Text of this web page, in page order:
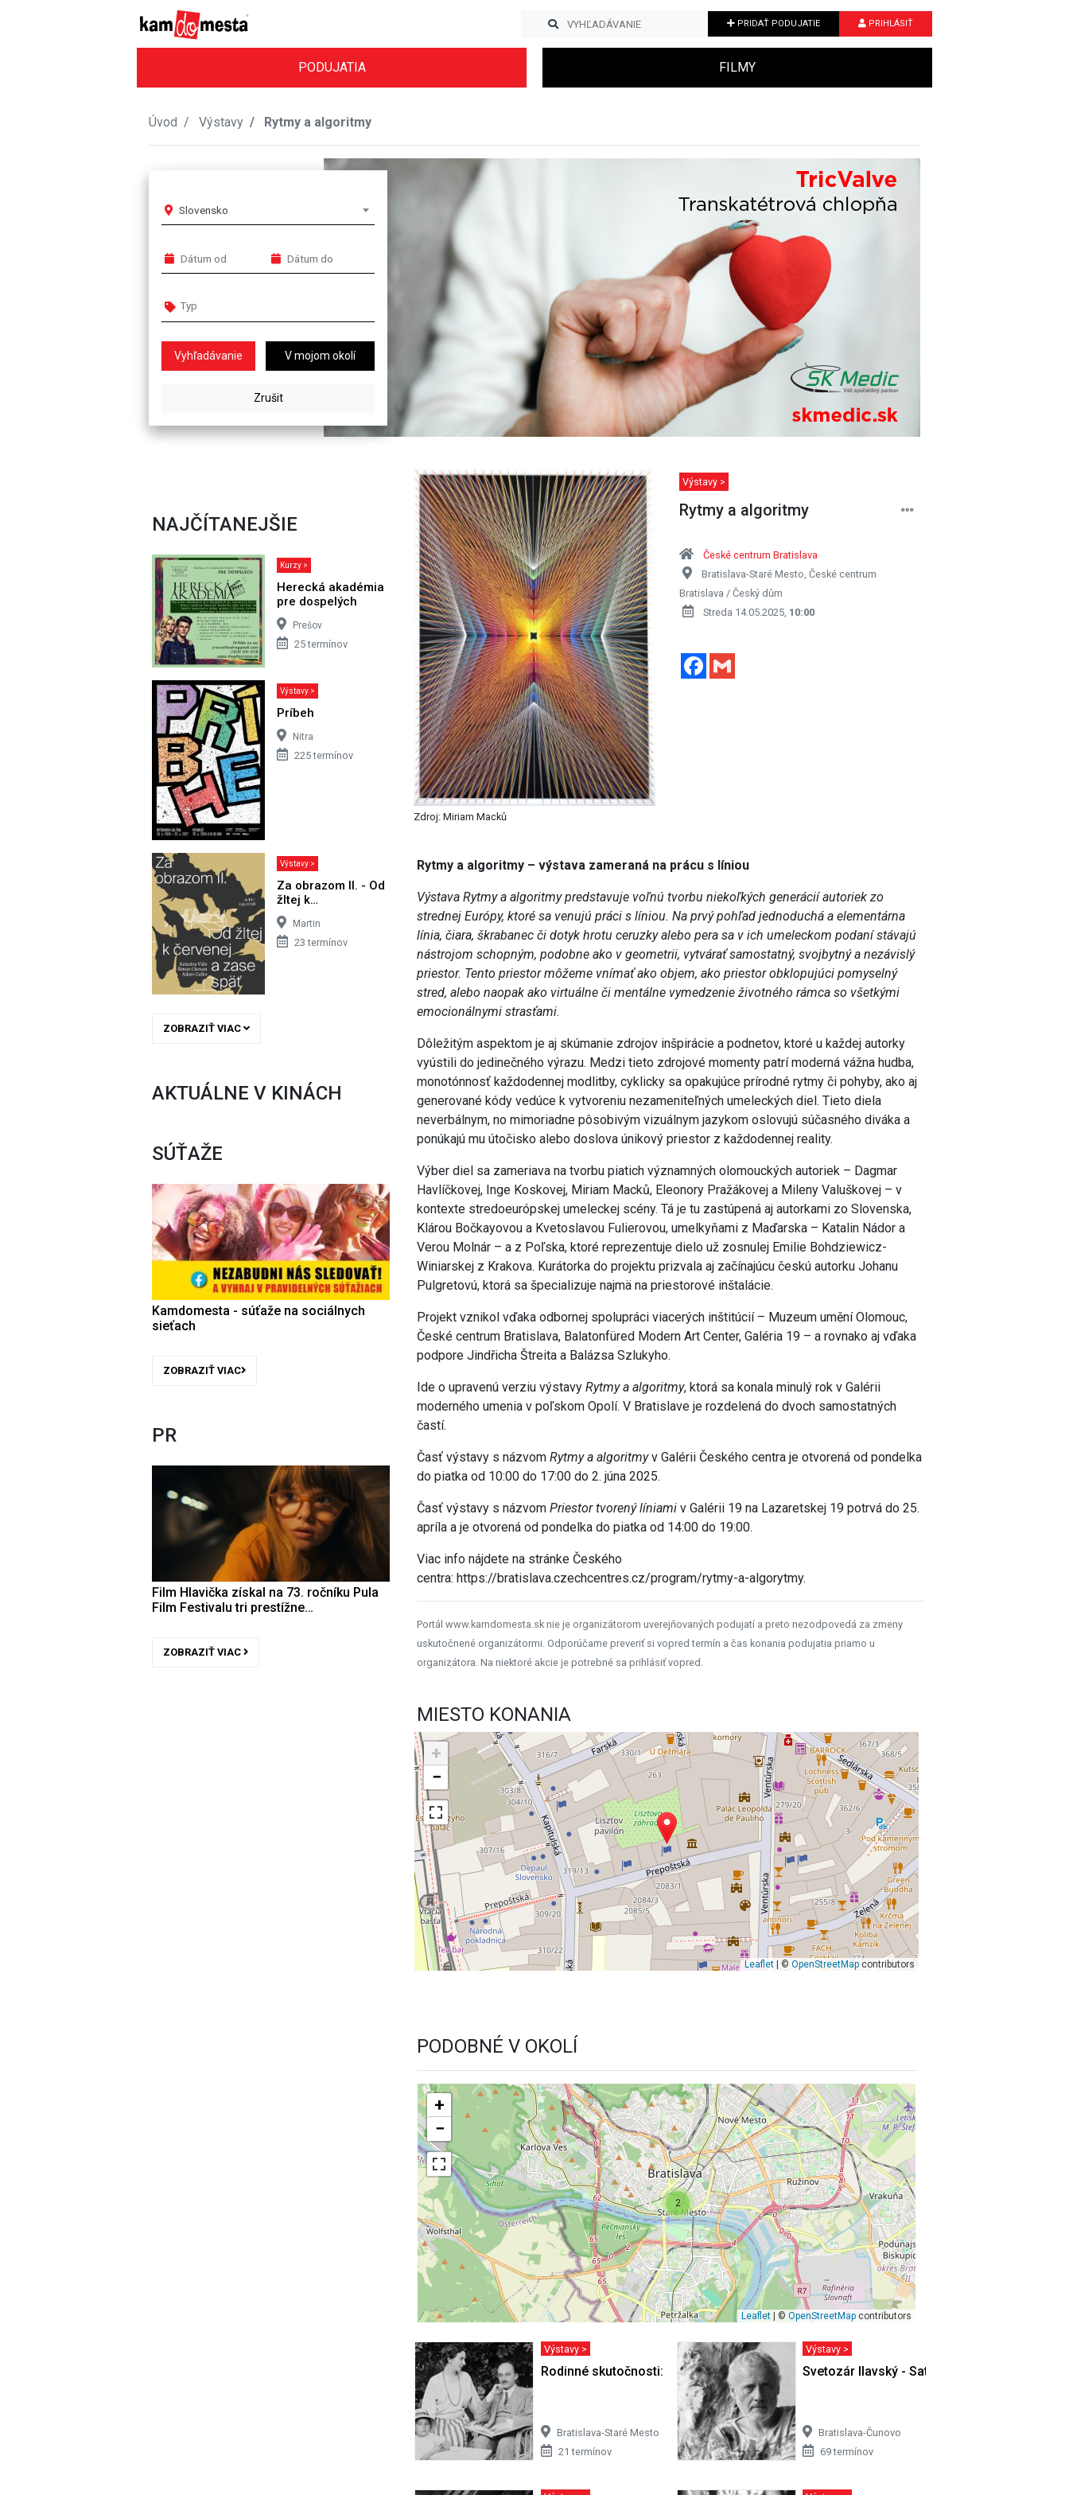
PRIDAŤ PODUJATIE PRIHLÁSIŤ
PODUJATIA FILMY
Úvod Výstavy Rytmy a algoritmy
Slovensko
V mojom okolí
NAJČÍTANEJŠIE
Kurzy >
Herecká akadémia
pre dospelých
Prešov
25 termínov
Výstavy >
Príbeh
Nitra
225 termínov
Výstavy >
Za obrazom II. - Od
žltej k…
Martin
23 termínov
ZOBRAZIŤ VIAC
AKTUÁLNE V KINÁCH
SÚŤAŽE
Kamdomesta - súťaže na sociálnych
sieťach
ZOBRAZIŤ VIAC
PR
Film Hlavička získal na 73. ročníku Pula
Film Festivalu tri prestížne…
ZOBRAZIŤ VIAC
Zdroj: Miriam Macků
Výstavy >
Rytmy a algoritmy
České centrum Bratislava
Bratislava-Staré Mesto, České centrum
Bratislava / Český dům
Streda 14.05.2025, 10:00
Facebook
Rytmy a algoritmy – výstava zameraná na prácu s líniou
Výstava Rytmy a algoritmy predstavuje voľnú tvorbu niekoľkých generácií autoriek zo
strednej Európy, ktoré sa venujú práci s líniou. Na prvý pohľad jednoduchá a elementárna
línia, čiara, škrabanec či dotyk hrotu ceruzky alebo pera sa v ich umeleckom podaní stávajú
nástrojom schopným, podobne ako v geometrii, vytvárať samostatný, svojbytný a nezávislý
priestor. Tento priestor môžeme vnímať ako objem, ako priestor obklopujúci pomyselný
stred, alebo naopak ako virtuálne či mentálne vymedzenie životného rámca so všetkými
emocionálnymi strasťami.
Dôležitým aspektom je aj skúmanie zdrojov inšpirácie a podnetov, ktoré u každej autorky
vyústili do jedinečného výrazu. Medzi tieto zdrojové momenty patrí moderná vážna hudba,
monotónnosť každodennej modlitby, cyklicky sa opakujúce prírodné rytmy či pohyby, ako aj
generované kódy vedúce k vytvoreniu nezameniteľných umeleckých diel. Tieto diela
neverbálnym, no mimoriadne pôsobivým vizuálnym jazykom oslovujú súčasného diváka a
ponúkajú mu útočisko alebo doslova únikový priestor z každodennej reality.
Výber diel sa zameriava na tvorbu piatich významných olomouckých autoriek – Dagmar
Havlíčkovej, Inge Koskovej, Miriam Macků, Eleonory Pražákovej a Mileny Valuškovej – v
kontexte stredoeurópskej umeleckej scény. Tá je tu zastúpená aj autorkami zo Slovenska,
Klárou Bočkayovou a Kvetoslavou Fulierovou, umelkyňami z Maďarska – Katalin Nádor a
Verou Molnár – a z Poľska, ktoré reprezentuje dielo už zosnulej Emilie Bohdziewicz-
Winiarskej z Krakova. Kurátorka do projektu prizvala aj začínajúcu českú autorku Johanu
Pulgretovú, ktorá sa špecializuje najmä na priestorové inštalácie.
Projekt vznikol vďaka odbornej spolupráci viacerých inštitúcií – Muzeum umění Olomouc,
České centrum Bratislava, Balatonfüred Modern Art Center, Galéria 19 – a rovnako aj vďaka
podpore Jindřicha Štreita a Balázsa Szlukyho.
Ide o upravenú verziu výstavyRytmy a algoritmy, ktorá sa konala minulý rok v Galérii
moderného umenia v poľskom Opolí. V Bratislave je rozdelená do dvoch samostatných
častí.
Časť výstavy s názvomRytmy a algoritmyv Galérii Českého centra je otvorená od pondelka
do piatka od 10:00 do 17:00 do 2. júna 2025.
Časť výstavy s názvomPriestor tvorený líniami v Galérii 19 na Lazaretskej 19 potrvá do 25.
apríla a je otvorená od pondelka do piatka od 14:00 do 19:00.
Viac info nájdete na stránke Českého
centra: https://bratislava.czechcentres.cz/program/rytmy-a-algorytmy.
Portál www.kamdomesta.sk nie je organizátorom uverejňovaných podujatí a preto nezodpovedá za zmeny
uskutočnené organizátormi. Odporúčame preveriť si vopred termín a čas konania podujatia priamo u
organizátora. Na niektoré akcie je potrebné sa prihlásiť vopred.
MIESTO KONANIA
+
−
Leaflet| © OpenStreetMapcontributors
PODOBNÉ V OKOLÍ
2
+
−
Leaflet | ©OpenStreetMap contributors
Výstavy >
Rodinné skutočnosti: Obraz života…
Bratislava-Staré Mesto
21 termínov
Výstavy >
Svetozár Ilavský - Satori v Cíferi II
Bratislava-Čunovo
69 termínov